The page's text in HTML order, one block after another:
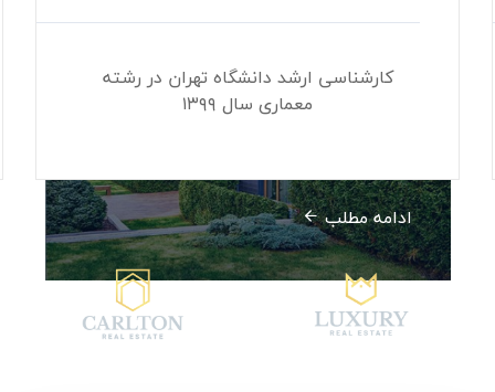
ادامه مطلب
کارشناسی ارشد دانشگاه تهران در رشته
معماری سال ۱۳۹۹